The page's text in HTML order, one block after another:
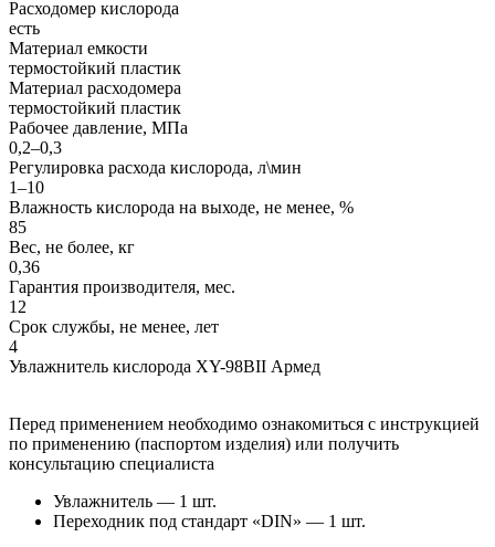
Расходомер кислорода
есть
Материал емкости
термостойкий пластик
Материал расходомера
термостойкий пластик
Рабочее давление, МПа
0,2–0,3
Регулировка расхода кислорода, л\мин
1–10
Влажность кислорода на выходе, не менее, %
85
Вес, не более, кг
0,36
Гарантия производителя, мес.
12
Срок службы, не менее, лет
4
Увлажнитель кислорода XY-98BII Армед
Перед применением необходимо ознакомиться с инструкцией
по применению (паспортом изделия) или получить
консультацию специалиста
Увлажнитель — 1 шт.
Переходник под стандарт «DIN» — 1 шт.